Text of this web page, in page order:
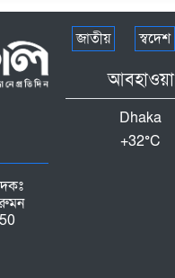
জাতীয় স্বদেশ
আবহাওয়া
Dhaka
+32°C